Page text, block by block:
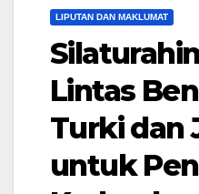
LIPUTAN DAN MAKLUMAT
Lintas
Turki dan
untuk